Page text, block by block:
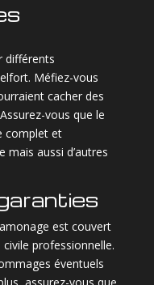
différents
Méfiez-vous
cacher des
vous que le
complet et
aussi d’autres
est couvert
professionnelle.
éventuels
assurez-vous que